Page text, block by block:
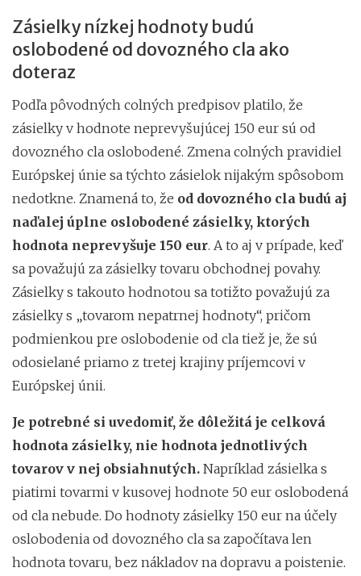
Zásielky nízkej hodnoty budú
oslobodené od dovozného cla ako
doteraz
Podľa pôvodných colných predpisov platilo, že
zásielky v hodnote neprevyšujúcej 150 eur sú od
dovozného cla oslobodené. Zmena colných pravidiel
Európskej únie sa týchto zásielok nijakým spôsobom
nedotkne. Znamená to, že od dovozného cla budú aj
naďalej úplne oslobodené zásielky, ktorých
hodnota neprevyšuje 150 eur. A to aj v prípade, keď
sa považujú za zásielky tovaru obchodnej povahy.
Zásielky s takouto hodnotou sa totižto považujú za
zásielky s „tovarom nepatrnej hodnoty“, pričom
podmienkou pre oslobodenie od cla tiež je, že sú
odosielané priamo z tretej krajiny príjemcovi v
Európskej únii.
Je potrebné si uvedomiť, že dôležitá je celková
hodnota zásielky, nie hodnota jednotlivých
tovarov v nej obsiahnutých. Napríklad zásielka s
piatimi tovarmi v kusovej hodnote 50 eur oslobodená
od cla nebude. Do hodnoty zásielky 150 eur na účely
oslobodenia od dovozného cla sa započítava len
hodnota tovaru, bez nákladov na dopravu a poistenie.